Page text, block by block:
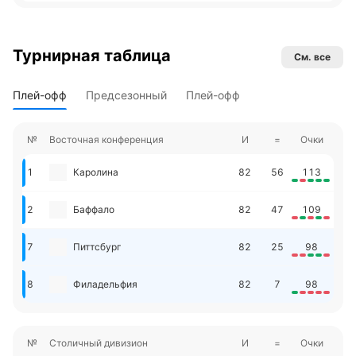
Турнирная таблица См. все
Плей-офф Предсезонный Плей-офф
№ Восточная конференция И = Очки
1 Каролина 82 56 113
2 Баффало 82 47 109
7 Питтсбург 82 25 98
8 Филадельфия 82 7 98
№ Столичный дивизион И = Очки